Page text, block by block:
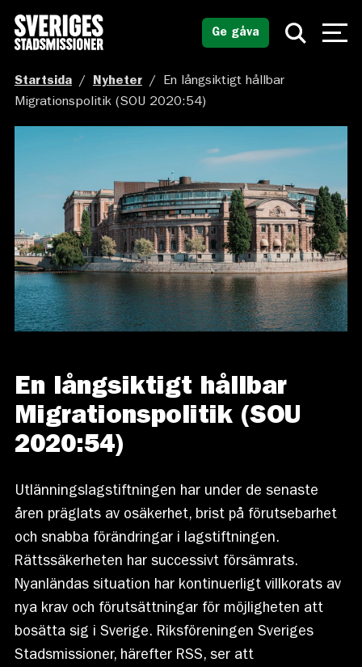
Ge gåva
Startsida / Nyheter /
En långsiktigt hållbar
Migrationspolitik (SOU 2020:54)
En långsiktigt hållbar
Migrationspolitik (SOU
2020:54)
Utlänningslagstiftningen har under de senaste
åren präglats av osäkerhet, brist på förutsebarhet
och snabba förändringar i lagstiftningen.
Rättssäkerheten har successivt försämrats.
Nyanländas situation har kontinuerligt villkorats av
nya krav och förutsättningar för möjligheten att
bosätta sig i Sverige. Riksföreningen Sveriges
Stadsmissioner, härefter RSS, ser att